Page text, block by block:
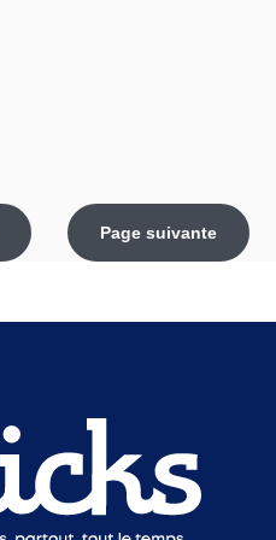
Page suivante